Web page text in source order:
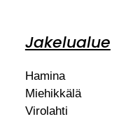
Jakelualue
Hamina
Miehikkälä
Virolahti